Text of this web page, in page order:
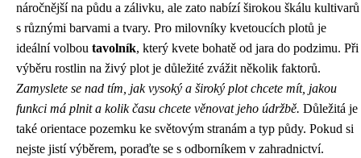
náročnější na půdu a zálivku, ale zato nabízí širokou škálu kultivarů
s různými barvami a tvary. Pro milovníky kvetoucích plotů je
ideální volbou tavolník, který kvete bohatě od jara do podzimu. Při
výběru rostlin na živý plot je důležité zvážit několik faktorů.
Zamyslete se nad tím, jak vysoký a široký plot chcete mít, jakou
funkci má plnit a kolik času chcete věnovat jeho údržbě. Důležitá je
také orientace pozemku ke světovým stranám a typ půdy. Pokud si
nejste jistí výběrem, poraďte se s odborníkem v zahradnictví.